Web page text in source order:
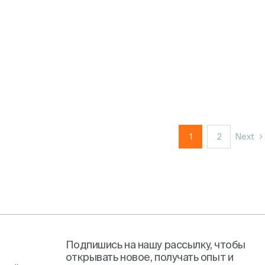
1 2 Next
Подпишись на нашу рассылку, чтобы
открывать новое, получать опыт и